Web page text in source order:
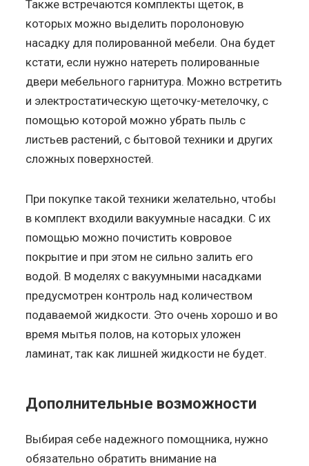
Также встречаются комплекты щеток, в
которых можно выделить поролоновую
насадку для полированной мебели. Она будет
кстати, если нужно натереть полированные
двери мебельного гарнитура. Можно встретить
и электростатическую щеточку-метелочку, с
помощью которой можно убрать пыль с
листьев растений, с бытовой техники и других
сложных поверхностей.
При покупке такой техники желательно, чтобы
в комплект входили вакуумные насадки. С их
помощью можно почистить ковровое
покрытие и при этом не сильно залить его
водой. В моделях с вакуумными насадками
предусмотрен контроль над количеством
подаваемой жидкости. Это очень хорошо и во
время мытья полов, на которых уложен
ламинат, так как лишней жидкости не будет.
Дополнительные возможности
Выбирая себе надежного помощника, нужно
обязательно обратить внимание на